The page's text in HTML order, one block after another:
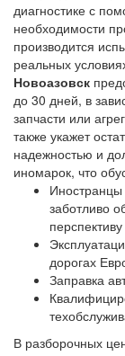
диагностике с
необходимости
производится
реальных
Новоазовск
до 30 дней, в
запчасти или
также укажет
надежностью и
иномарок, что
заботливо
дорогах
Заправка
В разборочных